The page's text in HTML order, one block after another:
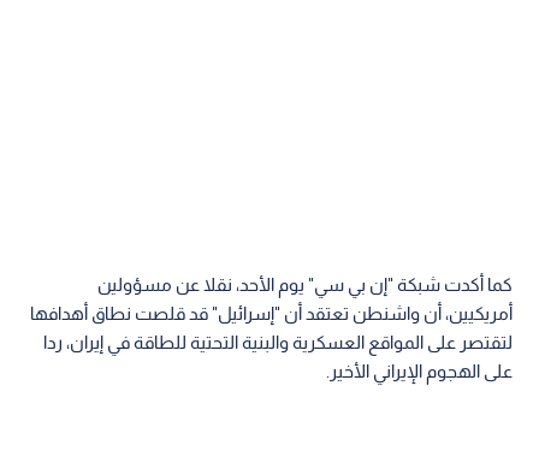
كما أكدت شبكة "إن بي سي" يوم الأحد، نقلا عن مسؤولين
أمريكيين، أن واشنطن تعتقد أن "إسرائيل" قد قلصت نطاق أهدافها
لتقتصر على المواقع العسكرية والبنية التحتية للطاقة في إيران، ردا
على الهجوم الإيراني الأخير.